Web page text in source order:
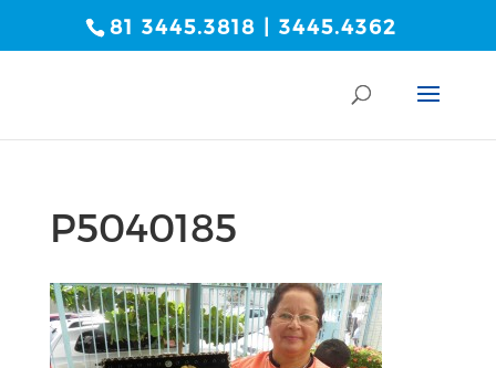
81 3445.3818 | 3445.4362
P5040185